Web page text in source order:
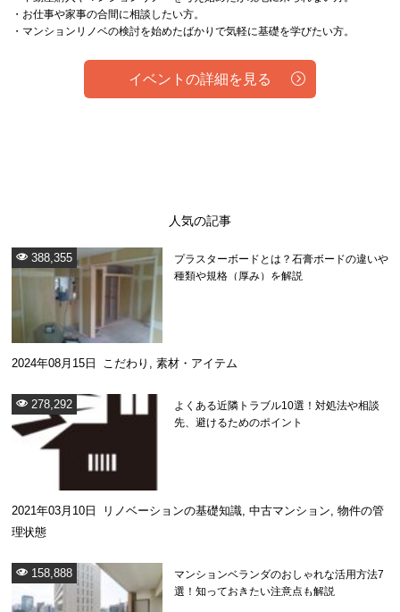
・お仕事や家事の合間に相談したい方。
・マンションリノベの検討を始めたばかりで気軽に基礎を学びたい方。
イベントの詳細を見る
人気の記事
プラスターボードとは？石膏ボードの違いや
種類や規格（厚み）を解説
388,355
2024年08月15日 こだわり , 素材・アイテム
よくある近隣トラブル10選！対処法や相談
先、避けるためのポイント
278,292
2021年03月10日 リノベーションの基礎知識, 中古マンション 物件の管
理状態
マンションベランダのおしゃれな活用方法7
選！知っておきたい注意点も解説
158,888